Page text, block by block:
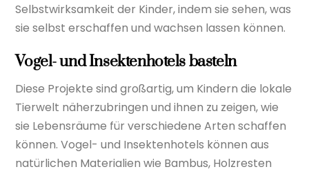
Selbstwirksamkeit der Kinder, indem sie sehen, was
sie selbst erschaffen und wachsen lassen können.
Vogel- und Insektenhotels basteln
Diese Projekte sind großartig, um Kindern die lokale
Tierwelt näherzubringen und ihnen zu zeigen, wie
sie Lebensräume für verschiedene Arten schaffen
können. Vogel- und Insektenhotels können aus
natürlichen Materialien wie Bambus, Holzresten